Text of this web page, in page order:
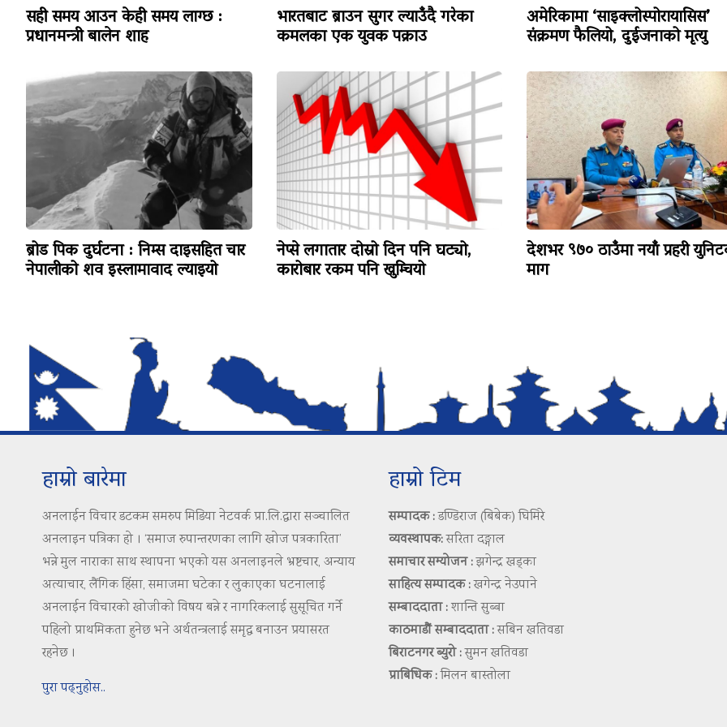
सही समय आउन केही समय लाग्छ :
प्रधानमन्त्री बालेन शाह
भारतबाट ब्राउन सुगर ल्याउँदै गरेका
कमलका एक युवक पक्राउ
अमेरिकामा ‘साइक्लोस्पोरायासिस’
संक्रमण फैलियो, दुईजनाको मृत्यु
ब्रोड पिक दुर्घटना : निम्स दाइसहित चार
नेपालीको शव इस्लामावाद ल्याइयो
नेप्से लगातार दोस्रो दिन पनि घट्यो,
कारोबार रकम पनि खुम्चियो
देशभर ९७० ठाउँमा नयाँ प्रहरी
माग
हाम्रो बारेमा
अनलाईन विचार डटकम समरुप मिडिया नेटवर्क प्रा.लि.द्वारा सञ्चालित
अनलाइन पत्रिका हो । ‘समाज रुपान्तरणका लागि खोज पत्रकारिता’
भन्ने मुल नाराका साथ स्थापना भएको यस अनलाइनले भ्रष्टचार, अन्याय
अत्याचार, लैंगिक हिंसा, समाजमा घटेका र लुकाएका घटनालाई
अनलाईन विचारको खोजीको विषय बन्ने र नागरिकलाई सुसूचित गर्ने
पहिलो प्राथमिकता हुनेछ भने अर्थतन्त्रलाई समृद्ध बनाउन प्रयासरत
रहनेछ ।
पुरा पढ्नुहोस..
हाम्रो टिम
सम्पादक :डण्डिराज (बिबेक) घिमिरे
व्यवस्थापक:सरिता दङ्गाल
समाचार सम्योजन :झगेन्द्र खड्का
साहित्य सम्पादक :खगेन्द्र नेउपाने
सम्बाददाता :शान्ति सुब्बा
काठमाडौं सम्बाददाता :सबिन खतिवडा
बिराटनगर ब्युरो :सुमन खतिवडा
प्राबिधिक :मिलन बास्तोला